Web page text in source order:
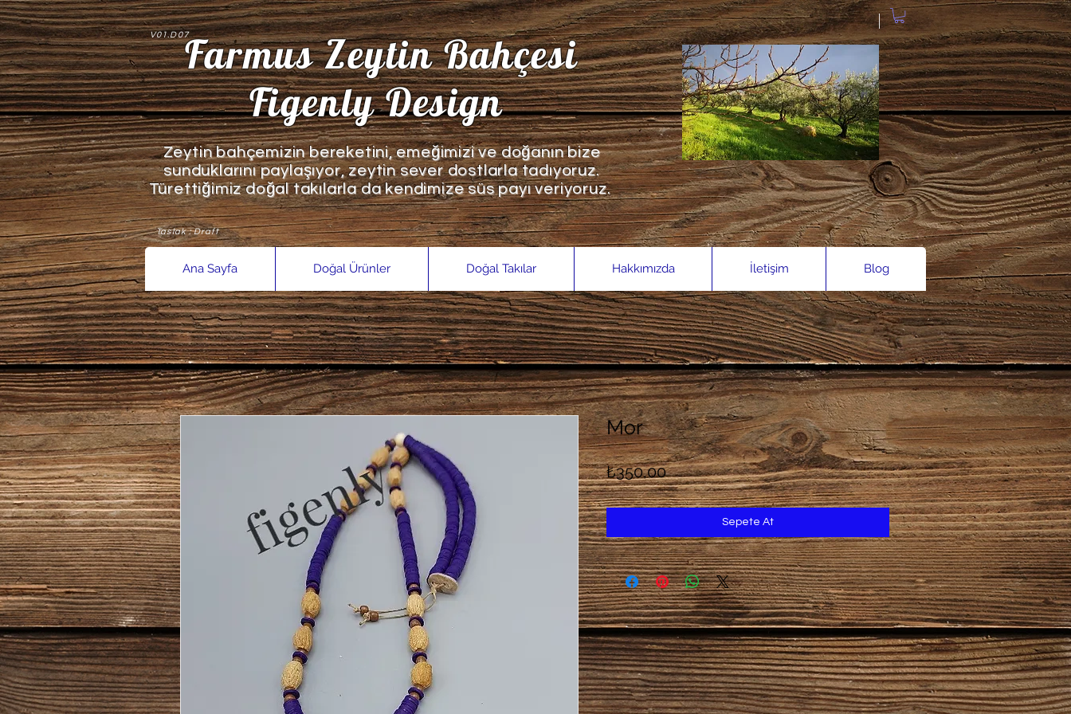
V01.D07Farmus Zeytin Bahçesi
Figenly Design
Zeytin bahçemizin bereketini, emeğimizi ve doğanın bize
sunduklarını paylaşıyor, zeytin sever dostlarla tadıyoruz.
Türettiğimiz doğal takılarla da kendimize süs payı veriyoruz.
. . .
Taslak : Draft
Ana Sayfa Doğal Ürünler Doğal Takılar Hakkımızda İletişim Blog
Mor
₺350,00Fiyat
Sepete At